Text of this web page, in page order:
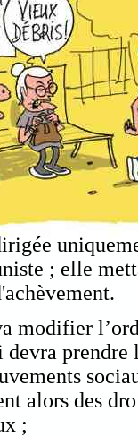
modifier
devra prendre
alors des
;
; elle